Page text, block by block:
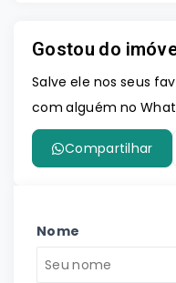
Gostou do
Salve ele nos seus
com alguém no
Compartilhar
Nome